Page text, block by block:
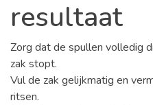
resultaat
Zorg dat de spullen volledig
zak stopt.
Vul de zak gelijkmatig en
ritsen.